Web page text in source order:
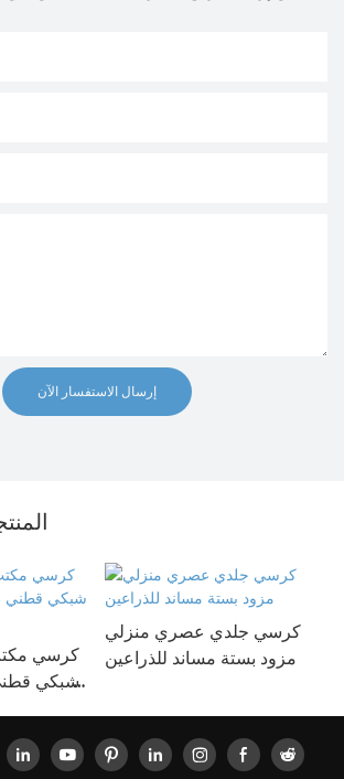
إرسال الاستفسار الآن
كرسي
شبكي
كرسي جلدي عصري منزلي
مزود بستة مساند للذراعين